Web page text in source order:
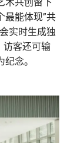
最能体现”共
实时生成独
访客还可输
念。